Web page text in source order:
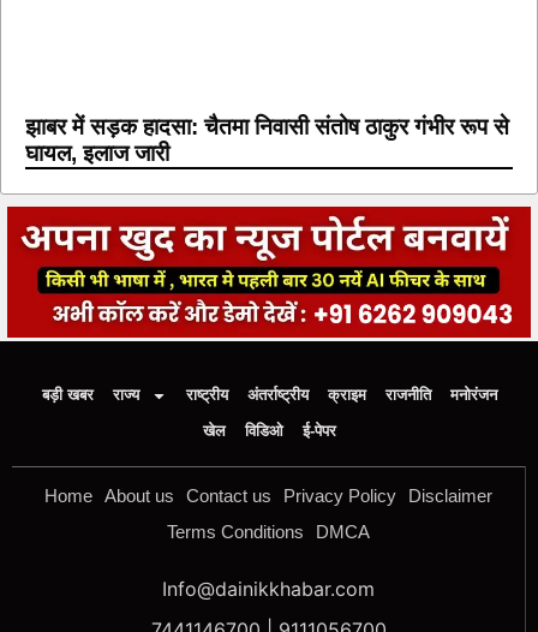
झाबर में सड़क हादसा: चैतमा निवासी संतोष ठाकुर गंभीर रूप से
घायल, इलाज जारी
बड़ी खबर राज्य राष्ट्रीय अंतर्राष्ट्रीय क्राइम राजनीति
मनोरंजन
खेल
विडिओ ई-पेपर
Home About us Contact us Privacy Policy
Disclaimer
Terms Conditions
DMCA
Info@dainikkhabar.com